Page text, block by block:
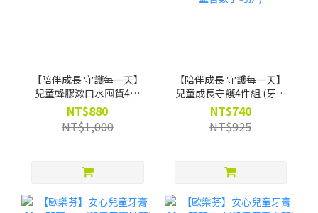
【陪伴成長 守護每一天】
兒童蜂膠漱口水囤貨4入
組-限時88折(買就贈漱口
水葡萄口味12ml*4)
NT$880
NT$1,000
【陪伴成長 守護每一天】
兒童成長守護4件組 (牙膏
+兒童噴劑 +漱口水
200ml*2) -限時88折(買就
贈Pato Pato EVA益智數字
NT$740
NT$925